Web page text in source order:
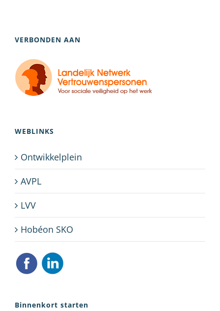
VERBONDEN AAN
WEBLINKS
Ontwikkelplein
AVPL
LVV
Hobéon SKO
Binnenkort starten